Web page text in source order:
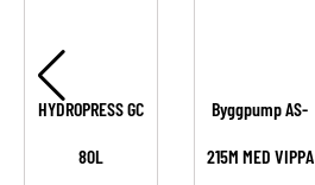
HYDROPRESS GC
80L
Byggpump AS-
215M MED VIPPA